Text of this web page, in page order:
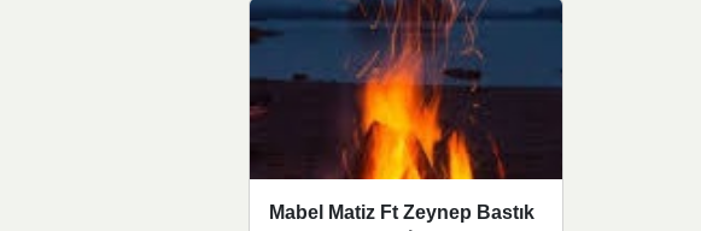
Mabel Matiz Ft Zeynep Bastık